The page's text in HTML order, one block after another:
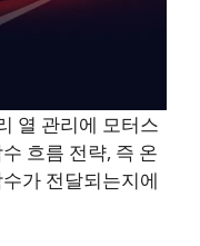
열 관리에 모터스
흐름 전략, 즉 온
가 전달되는지에